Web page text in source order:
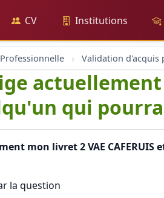
CV Institutions
actuellement
qui
mon livret 2 VAE
la question